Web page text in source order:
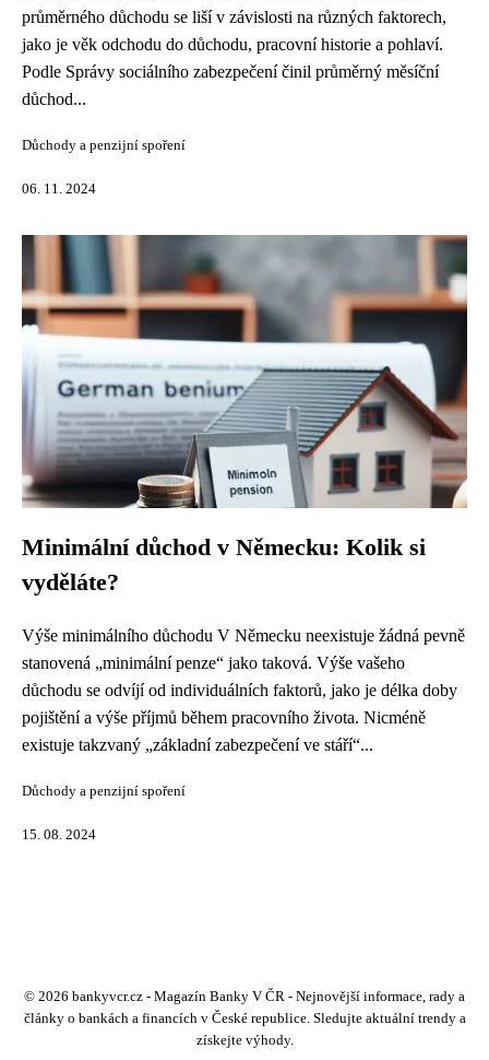
průměrného důchodu se liší v závislosti na různých faktorech,
jako je věk odchodu do důchodu, pracovní historie a pohlaví.
Podle Správy sociálního zabezpečení činil průměrný měsíční
důchod...
Důchody a penzijní spoření
06. 11. 2024
Minimální důchod v Německu: Kolik si
vyděláte?
Výše minimálního důchodu V Německu neexistuje žádná pevně
stanovená „minimální penze“ jako taková. Výše vašeho
důchodu se odvíjí od individuálních faktorů, jako je délka doby
pojištění a výše příjmů během pracovního života. Nicméně
existuje takzvaný „základní zabezpečení ve stáří“...
Důchody a penzijní spoření
15. 08. 2024
© 2026 bankyvcr.cz - Magazín Banky V ČR - Nejnovější informace, rady a
články o bankách a financích v České republice. Sledujte aktuální trendy a
získejte výhody.